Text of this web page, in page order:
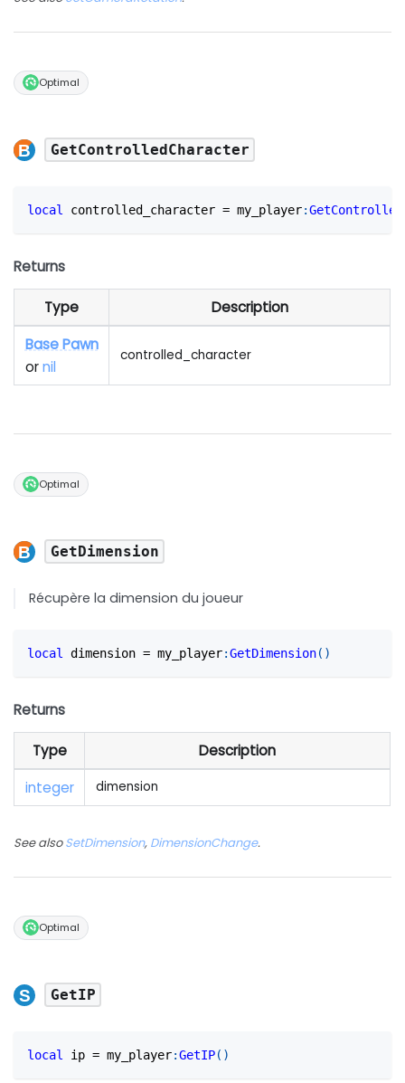
Optimal
GetControlledCharacter
local controlled_character = my_player:
Returns
Type
Description
Base Pawn
ornil
controlled_character
Optimal
GetDimension
Récupère la dimension du joueur
local dimension = my_player:GetDimension( )
Returns
Type
Description
integer
dimension
See alsoSetDimension, DimensionChange.
Optimal
GetIP
local ip = my_player:GetIP( )